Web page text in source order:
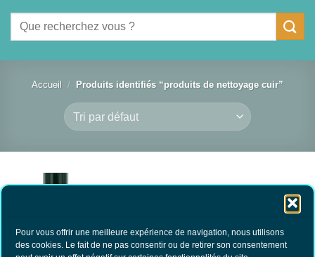
Pour vous offrir une meilleure expérience de navigation, nous utilisons
des cookies. Le fait de ne pas consentir ou de retirer son consentement
Recherche
pour :
Accueil / Produits identifiés “produits de nettoyage cuir”